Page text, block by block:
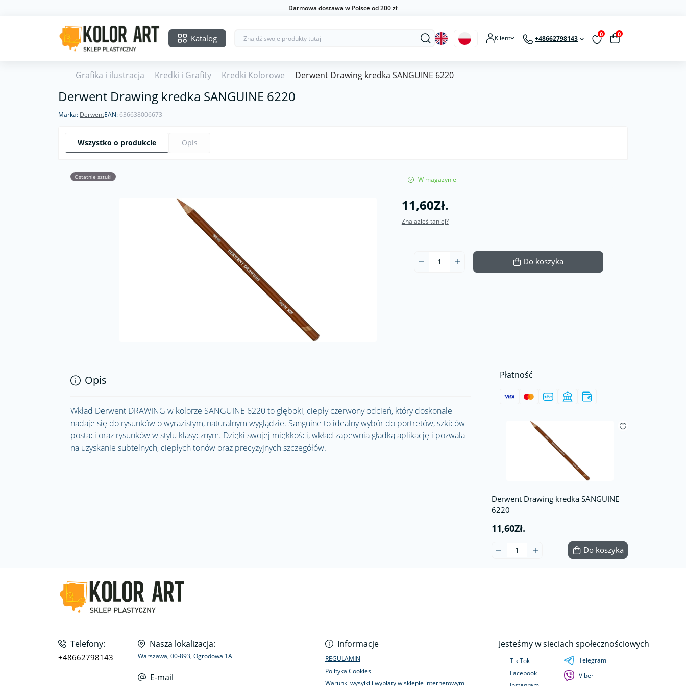
Darmowa dostawa w Polsce od 200 zł
Katalog Klient +48662798143
0 0
Grafika i ilustracja Kredki i Grafity Kredki Kolorowe Derwent Drawing kredka SANGUINE 6220
Derwent Drawing kredka SANGUINE 6220
Marka: DerwentEAN:636638006673
Wszystko o produkcie Opis
Ostatnie sztuki W magazynie
11,60Zł.
Znalazłeś taniej?
Do koszyka
Płatność
Derwent Drawing kredka SANGUINE
6220
11,60Zł.
Do koszyka
Opis
Wkład Derwent DRAWING w kolorze SANGUINE 6220 to głęboki, ciepły czerwony odcień, który doskonale
nadaje się do rysunków o wyrazistym, naturalnym wyglądzie. Sanguine to idealny wybór do portretów, szkiców
postaci oraz rysunków w stylu klasycznym. Dzięki swojej miękkości, wkład zapewnia gładką aplikację i pozwala
na uzyskanie subtelnych, ciepłych tonów oraz precyzyjnych szczegółów.
Telefony:
+48662798143
Nasza lokalizacja:
Warszawa, 00-893, Ogrodowa 1A
E-mail
Informacje
REGULAMIN
Polityka Cookies
Warunki wysyłki i wypłaty w sklepie internetowym
Jesteśmy w sieciach społecznościowych
Tik Tok
Facebook
Telegram
Viber